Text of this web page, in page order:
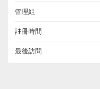
管理組
註冊時間
最後訪問